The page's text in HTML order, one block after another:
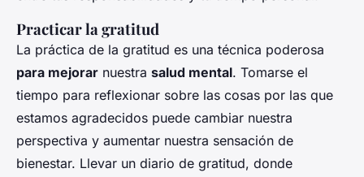
Practicar la gratitud
La práctica de la gratitud es una técnica poderosa
para mejorar nuestra salud mental. Tomarse el
tiempo para reflexionar sobre las cosas por las que
estamos agradecidos puede cambiar nuestra
perspectiva y aumentar nuestra sensación de
bienestar. Llevar un diario de gratitud, donde